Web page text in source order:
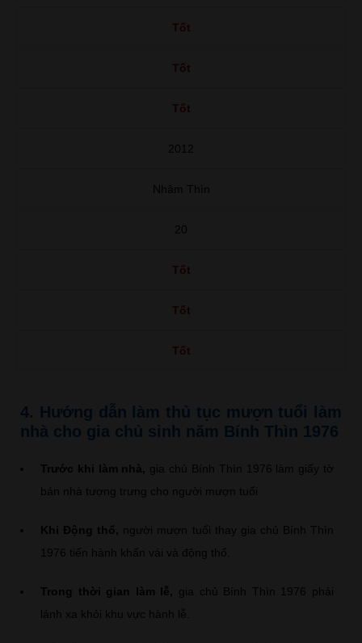
Tốt
Tốt
Tốt
2012
Nhâm Thìn
20
Tốt
Tốt
Tốt
4. Hướng dẫn làm thủ tục mượn tuổi làm
nhà cho gia chủ sinh năm Bính Thìn 1976
Trước khi làm nhà, gia chủ Bính Thìn 1976 làm giấy tờ
bán nhà tượng trưng cho người mượn tuổi
Khi Động thổ, người mượn tuổi thay gia chủ Bính Thìn
1976 tiến hành khấn vái và động thổ.
Trong thời gian làm lễ, gia chủ Bính Thìn 1976 phải
lánh xa khỏi khu vực hành lễ.